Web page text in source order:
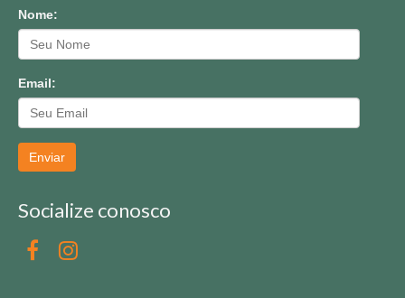
Nome:
Email:
Enviar
Socialize conosco